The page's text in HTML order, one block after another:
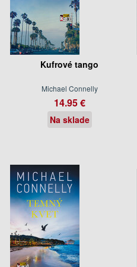
Kufrové tango
Michael Connelly
14.95 €
Na sklade